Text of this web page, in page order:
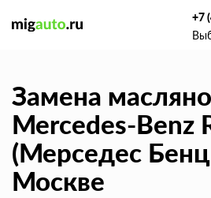
+7
Замена
Mercedes-Benz
(Мерседес Бенц
Москве